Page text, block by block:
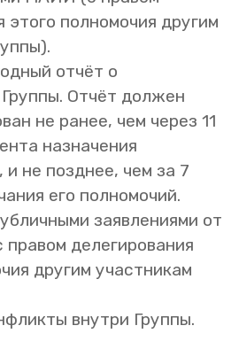
этого полномочия другим
отчёт о
Отчёт должен
не ранее, чем через 11
назначения
и не позднее, чем за 7
его полномочий.
заявлениями от
правом делегирования
другим участникам
внутри Группы.